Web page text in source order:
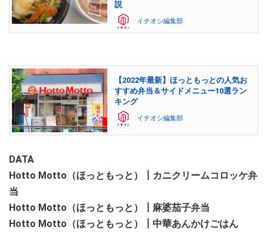
説
イチオシ編集部
【2022年最新】ほっともっとの人気お
すすめ弁当＆サイドメニュー10選ラン
キング
イチオシ編集部
DATA
Hotto Motto（ほっともっと）┃カニクリームコロッケ弁
当
Hotto Motto（ほっともっと）┃麻婆茄子弁当
Hotto Motto（ほっともっと）┃中華あんかけごはん